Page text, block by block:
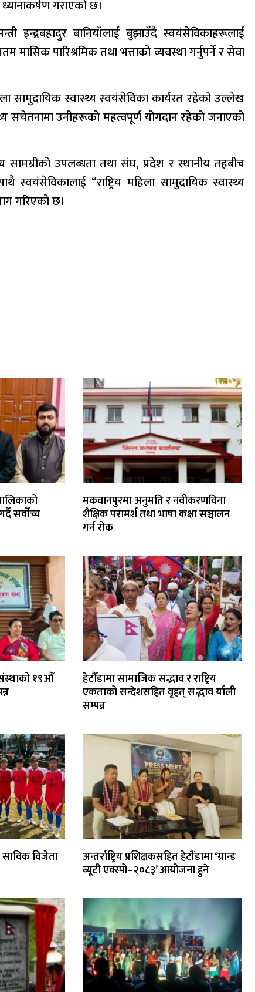
गराएको छ।
इन्द्रबहादुर बानियाँलाई बुझाउँदै स्वयंसेविकाहरूलाई
मासिक पारिश्रमिक तथा भत्ताको व्यवस्था गर्नुपर्ने र सेवा
सामुदायिक स्वास्थ्य स्वयंसेविका कार्यरत रहेको उल्लेख
सचेतनामा उनीहरूको महत्वपूर्ण योगदान रहेको जनाएको
सामग्रीको उपलब्धता तथा संघ, प्रदेश र स्थानीय तहबीच
“राष्ट्रिय महिला सामुदायिक स्वास्थ्य
गरिएको छ।
सर्वोच्च
मकवानपुरमा अनुमति र नवीकरणविना
शैक्षिक परामर्श तथा भाषा कक्षा सञ्चालन
गर्न रोक
१९औँ हेटौँडामा सामाजिक सद्भाव र राष्ट्रिय
एकताको सन्देशसहित वृहत् सद्भाव र्याली
सम्पन्न
साविक विजेता अन्तर्राष्ट्रिय प्रशिक्षकसहित हेटौंडामा ‘ग्रान्ड
ब्यूटी एक्स्पो–२०८३’ आयोजना हुने